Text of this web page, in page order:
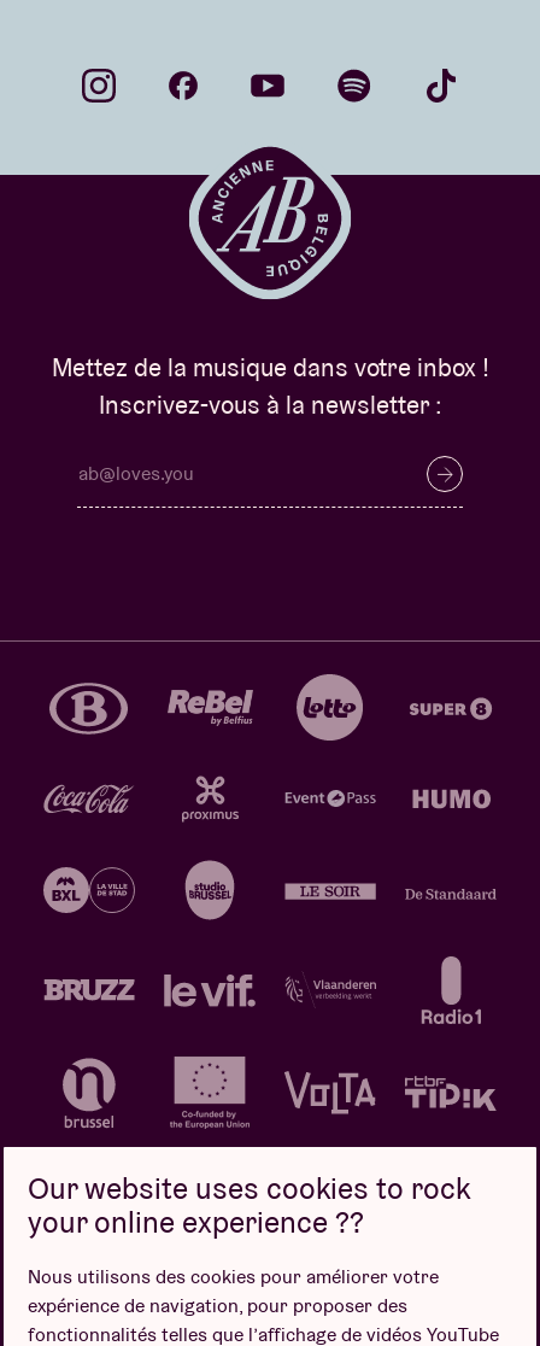
Mettez de la musique dans votre inbox !
Inscrivez-vous à la newsletter :
Politique de confidentialité
Politique de cookies
Conditions de vente
Our website uses cookies to rock
your online experience ??
Nous utilisons des cookies pour améliorer votre
expérience de navigation, pour proposer des
fonctionnalités telles que l’affichage de vidéos YouTube